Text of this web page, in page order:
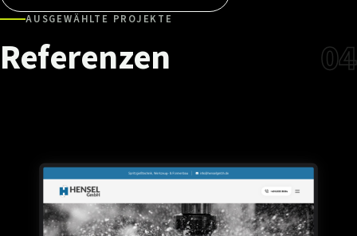
AUSGEWÄHLTE PROJEKTE
Referenzen 04